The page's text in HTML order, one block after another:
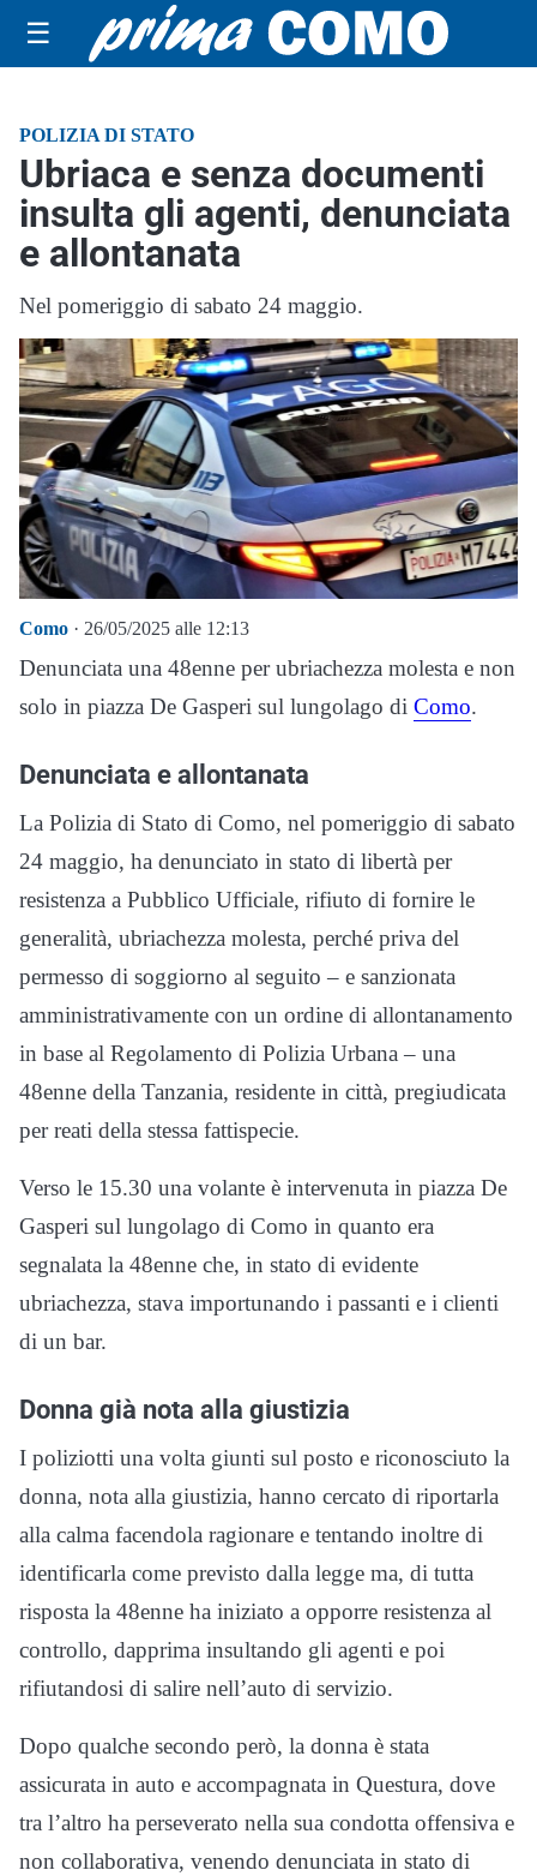
☰
POLIZIA DI STATO
Ubriaca e senza documenti
insulta gli agenti, denunciata
e allontanata
Nel pomeriggio di sabato 24 maggio.
Como · 26/05/2025 alle 12:13
Denunciata una 48enne per ubriachezza molesta e non
solo in piazza De Gasperi sul lungolago di Como.
Denunciata e allontanata
La Polizia di Stato di Como, nel pomeriggio di sabato
24 maggio, ha denunciato in stato di libertà per
resistenza a Pubblico Ufficiale, rifiuto di fornire le
generalità, ubriachezza molesta, perché priva del
permesso di soggiorno al seguito – e sanzionata
amministrativamente con un ordine di allontanamento
in base al Regolamento di Polizia Urbana – una
48enne della Tanzania, residente in città, pregiudicata
per reati della stessa fattispecie.
Verso le 15.30 una volante è intervenuta in piazza De
Gasperi sul lungolago di Como in quanto era
segnalata la 48enne che, in stato di evidente
ubriachezza, stava importunando i passanti e i clienti
di un bar.
Donna già nota alla giustizia
I poliziotti una volta giunti sul posto e riconosciuto la
donna, nota alla giustizia, hanno cercato di riportarla
alla calma facendola ragionare e tentando inoltre di
identificarla come previsto dalla legge ma, di tutta
risposta la 48enne ha iniziato a opporre resistenza al
controllo, dapprima insultando gli agenti e poi
rifiutandosi di salire nell’auto di servizio.
Dopo qualche secondo però, la donna è stata
assicurata in auto e accompagnata in Questura, dove
tra l’altro ha perseverato nella sua condotta offensiva e
non collaborativa, venendo denunciata in stato di